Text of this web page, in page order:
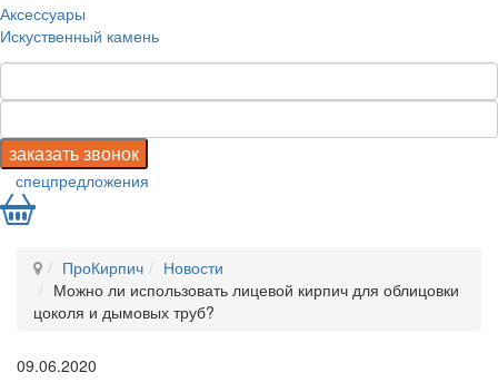
Аксессуары
Искуственный камень
спецпредложения
ПроКирпич
Новости
Можно ли использовать лицевой кирпич для облицовки
цоколя и дымовых труб?
09.06.2020